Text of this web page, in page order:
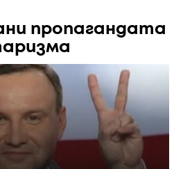
пропагандата